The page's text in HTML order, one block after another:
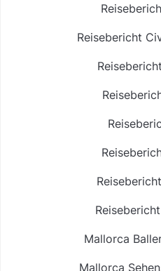
Reisebericht
Mallorca
Mallorca